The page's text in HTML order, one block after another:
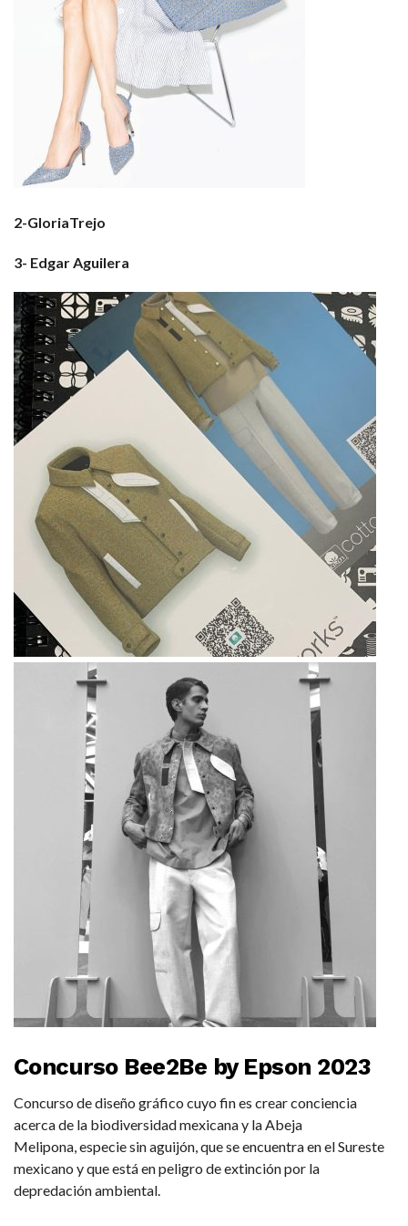
2-GloriaTrejo
3- Edgar Aguilera
Concurso Bee2Be by Epson 2023
Concurso de diseño gráfico cuyo fin es crear conciencia
acerca de la biodiversidad mexicana y la Abeja
Melipona, especie sin aguijón, que se encuentra en el Sureste
mexicano y que está en peligro de extinción por la
depredación ambiental.